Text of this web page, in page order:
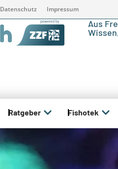
Datenschutz Impressum
Aus
Ratgeber Fishotek